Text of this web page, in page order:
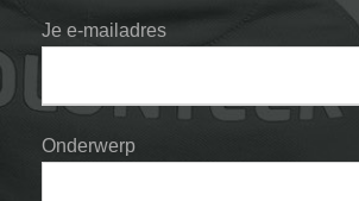
Je e-mailadres
Onderwerp